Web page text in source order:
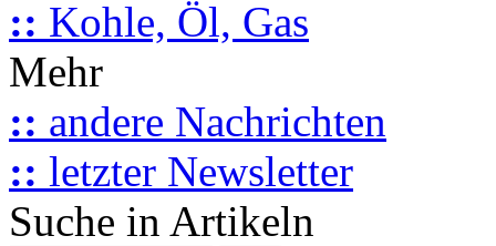
:: Kohle, Öl, Gas
Mehr
:: andere Nachrichten
:: letzter Newsletter
Suche in Artikeln